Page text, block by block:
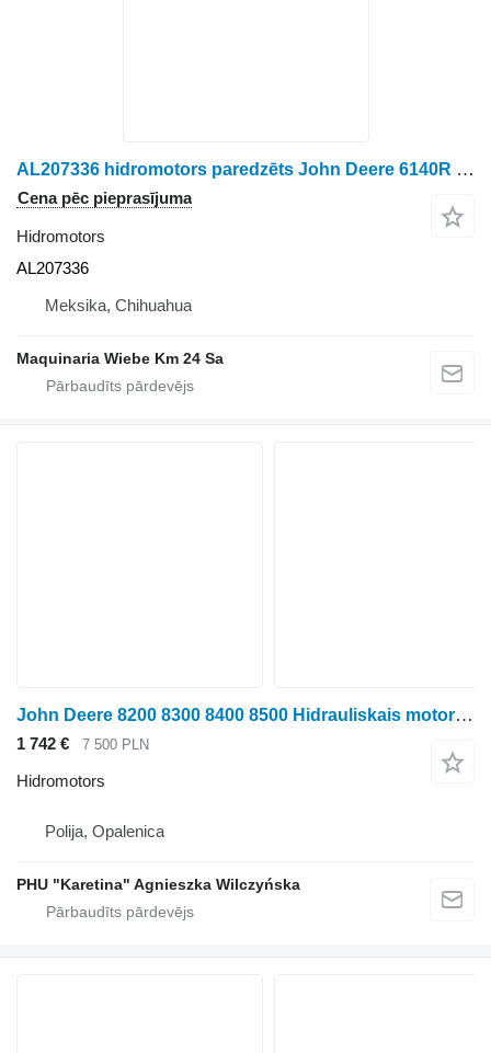
AL207336 hidromotors paredzēts John Deere 6140R riteņtraktora
Cena pēc pieprasījuma
Hidromotors
AL207336
Meksika, Chihuahua
Maquinaria Wiebe Km 24 Sa
John Deere 8200 8300 8400 8500 Hidrauliskais motors AXE83863 hidromotors paredzēts John Deere 8200 8300 8400 8500 riteņtraktora
1 742 € 7 500 PLN
Hidromotors
Polija, Opalenica
PHU "Karetina" Agnieszka Wilczyńska